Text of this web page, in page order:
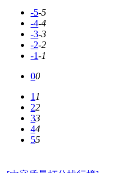
-5-5
-4-4
-3-3
-2-2
-1-1
00
11
22
33
44
55